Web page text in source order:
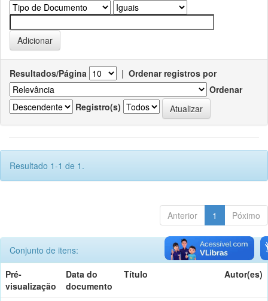
Resultados/Página | Ordenar registros por
Ordenar
Registro(s)
Resultado 1-1 de 1.
Anterior 1 Póximo
Conjunto de itens:
Pré-
visualização
Data do
documento
Título Autor(es)